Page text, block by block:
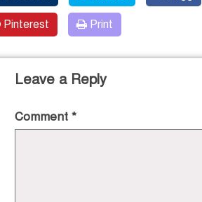
Pinterest Print
Leave a Reply
Comment *